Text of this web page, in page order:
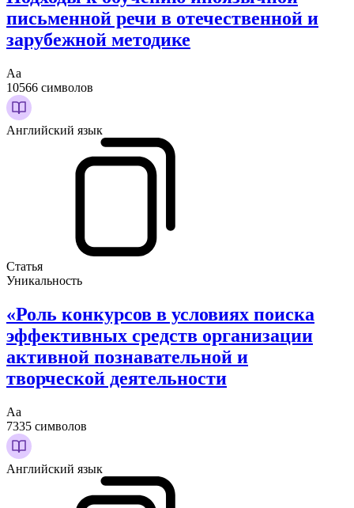
письменной речи в отечественной и
зарубежной методике
Аа
10566 символов
Английский язык
Статья
Уникальность
«Роль конкурсов в условиях поиска
эффективных средств организации
активной познавательной и
творческой деятельности
Аа
7335 символов
Английский язык